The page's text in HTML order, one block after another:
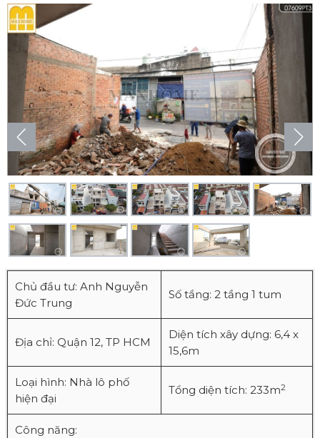
Chủ đầu tư: Anh Nguyễn
Đức Trung
Số tầng: 2 tầng 1 tum
Địa chỉ: Quận 12, TP HCM
Diện tích xây dựng: 6,4 x
15,6m
Loại hình: Nhà lô phố
hiện đại
Tổng diện tích: 233m2
Công năng: